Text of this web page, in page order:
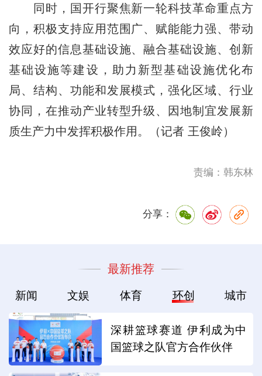
同时，国开行聚焦新一轮科技革命重点方
向，积极支持应用范围广、赋能能力强、带动
效应好的信息基础设施、融合基础设施、创新
基础设施等建设，助力新型基础设施优化布
局、结构、功能和发展模式，强化区域、行业
协同，在推动产业转型升级、因地制宜发展新
质生产力中发挥积极作用。（记者 王俊岭）
责编：韩东林
分享：
最新推荐
新闻 文娱 体育 环创 城市
深耕篮球赛道 伊利成为中
国篮球之队官方合作伙伴